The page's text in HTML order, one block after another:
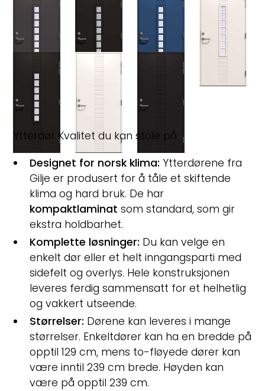
Ytterdør Kvalitet du kan stole på
Designet for norsk klima: Ytterdørene fra
Gilje er produsert for å tåle et skiftende
klima og hard bruk. De har
kompaktlaminat som standard, som gir
ekstra holdbarhet.
Komplette løsninger: Du kan velge en
enkelt dør eller et helt inngangsparti med
sidefelt og overlys. Hele konstruksjonen
leveres ferdig sammensatt for et helhetlig
og vakkert utseende.
Størrelser: Dørene kan leveres i mange
størrelser. Enkeltdører kan ha en bredde på
opptil 129 cm, mens to-fløyede dører kan
være inntil 239 cm brede. Høyden kan
være på opptil 239 cm.